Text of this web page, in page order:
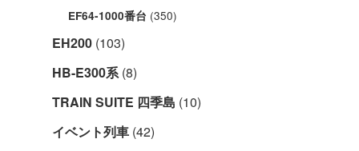
EF64-1000番台 (350)
EH200 (103)
HB-E300系(8)
TRAIN SUITE 四季島 (10)
イベント列車 (42)